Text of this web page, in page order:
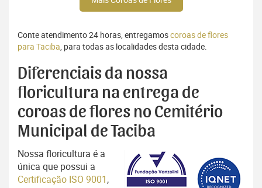
Conte atendimento 24 horas, entregamoscoroas de flores
para Taciba, para todas as localidades desta cidade.
Diferenciais da nossa
floricultura na entrega de
coroas de flores no Cemitério
Municipal de Taciba
Nossa floricultura é a
única que possui a
Certificação ISO 9001,